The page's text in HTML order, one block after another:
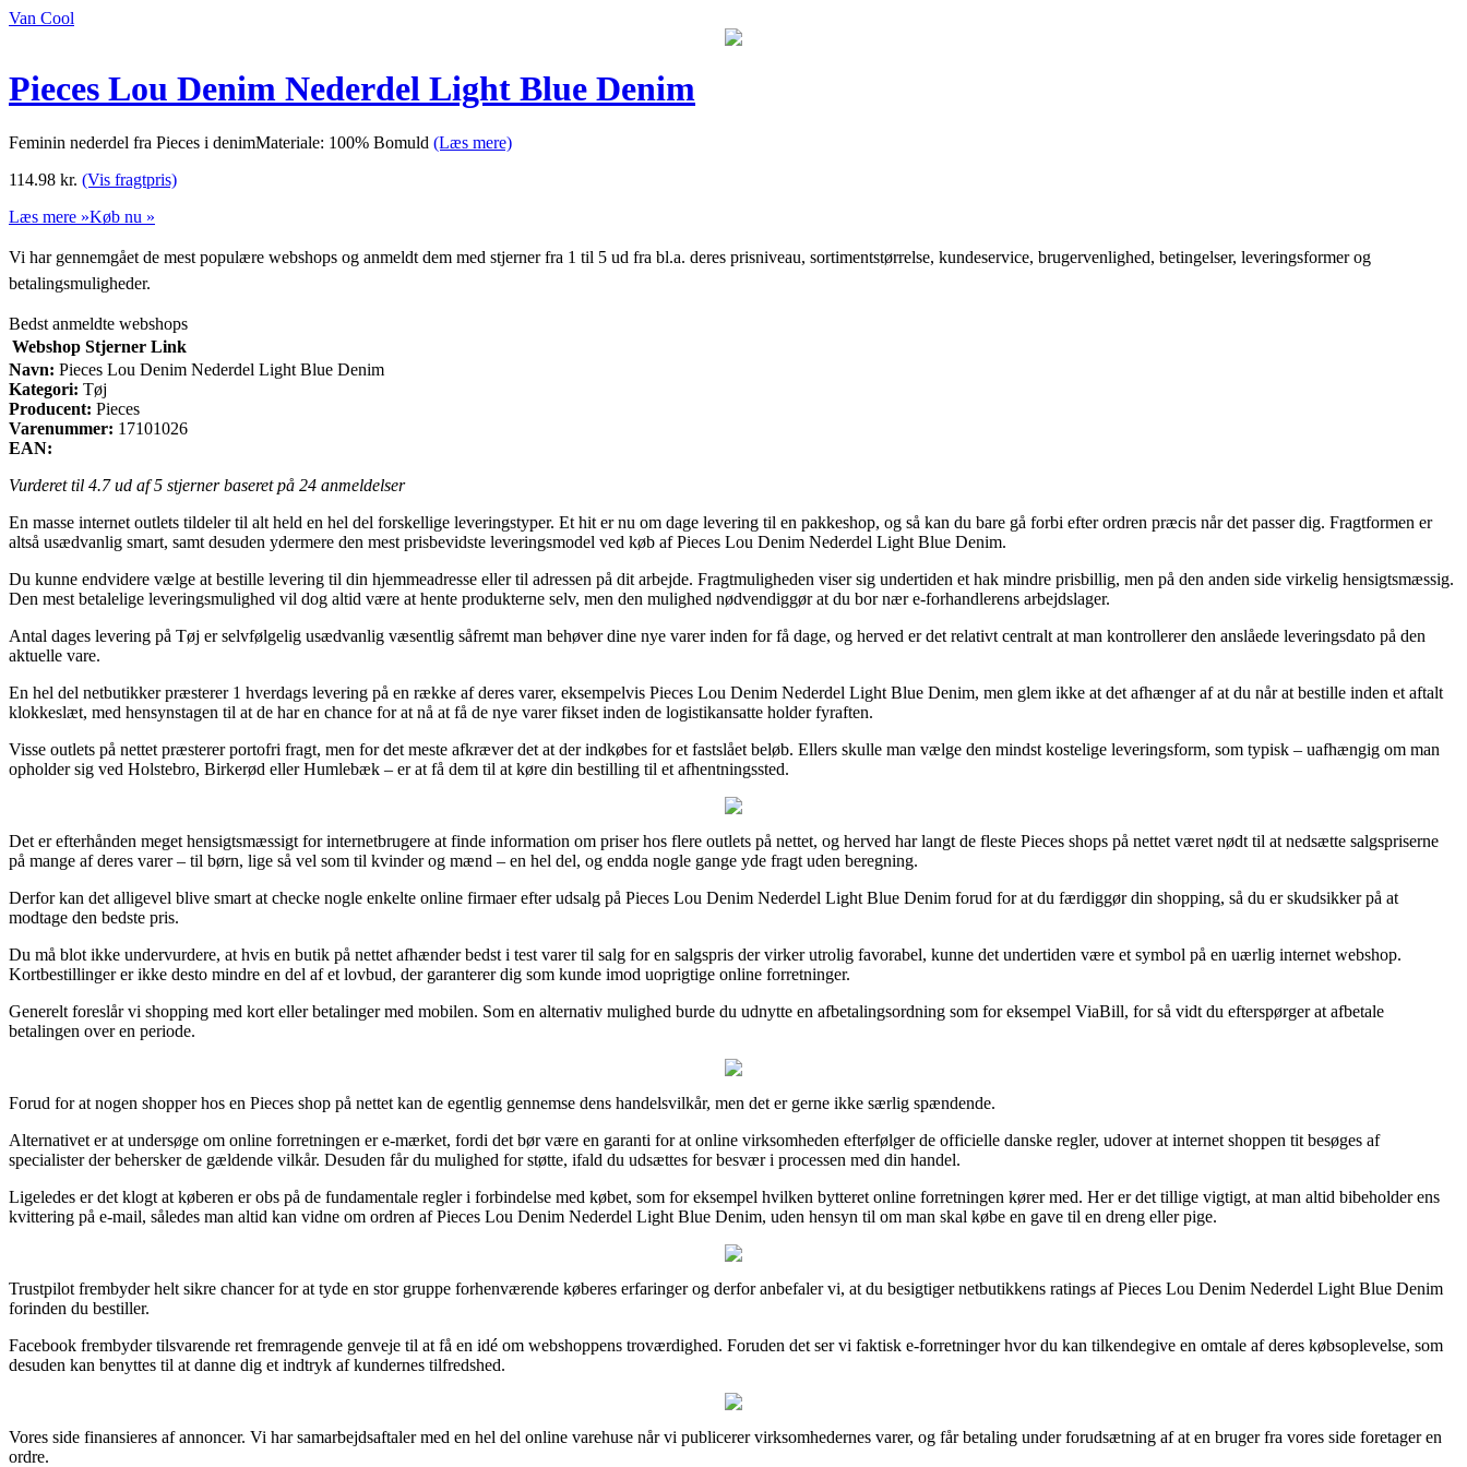
Van Cool
Pieces Lou Denim Nederdel Light Blue Denim
Feminin nederdel fra Pieces i denimMateriale: 100% Bomuld (Læs mere)
114.98 kr. (Vis fragtpris)
Læs mere »Køb nu »
Vi har gennemgået de mest populære webshops og anmeldt dem med stjerner fra 1 til 5 ud fra bl.a. deres prisniveau, sortimentstørrelse, kundeservice, brugervenlighed, betingelser, leveringsformer og
betalingsmuligheder.
Bedst anmeldte webshops
Webshop Stjerner Link
Navn: Pieces Lou Denim Nederdel Light Blue Denim
Kategori: Tøj
Producent: Pieces
Varenummer: 17101026
EAN:
Vurderet til 4.7ud af 5 stjerner baseret på 24 anmeldelser
En masse internet outlets tildeler til alt held en hel del forskellige leveringstyper. Et hit er nu om dage levering til en pakkeshop, og så kan du bare gå forbi efter ordren præcis når det passer dig. Fragtformen er
altså usædvanlig smart, samt desuden ydermere den mest prisbevidste leveringsmodel ved køb af Pieces Lou Denim Nederdel Light Blue Denim.
Du kunne endvidere vælge at bestille levering til din hjemmeadresse eller til adressen på dit arbejde. Fragtmuligheden viser sig undertiden et hak mindre prisbillig, men på den anden side virkelig hensigtsmæssig.
Den mest betalelige leveringsmulighed vil dog altid være at hente produkterne selv, men den mulighed nødvendiggør at du bor nær e-forhandlerens arbejdslager.
Antal dages levering på Tøj er selvfølgelig usædvanlig væsentlig såfremt man behøver dine nye varer inden for få dage, og herved er det relativt centralt at man kontrollerer den anslåede leveringsdato på den
aktuelle vare.
En hel del netbutikker præsterer 1 hverdags levering på en række af deres varer, eksempelvis Pieces Lou Denim Nederdel Light Blue Denim, men glem ikke at det afhænger af at du når at bestille inden et aftalt
klokkeslæt, med hensynstagen til at de har en chance for at nå at få de nye varer fikset inden de logistikansatte holder fyraften.
Visse outlets på nettet præsterer portofri fragt, men for det meste afkræver det at der indkøbes for et fastslået beløb. Ellers skulle man vælge den mindst kostelige leveringsform, som typisk – uafhængig om man
opholder sig ved Holstebro, Birkerød eller Humlebæk – er at få dem til at køre din bestilling til et afhentningssted.
Det er efterhånden meget hensigtsmæssigt for internetbrugere at finde information om priser hos flere outlets på nettet, og herved har langt de fleste Pieces shops på nettet været nødt til at nedsætte salgspriserne
på mange af deres varer – til børn, lige så vel som til kvinder og mænd – en hel del, og endda nogle gange yde fragt uden beregning.
Derfor kan det alligevel blive smart at checke nogle enkelte online firmaer efter udsalg på Pieces Lou Denim Nederdel Light Blue Denim forud for at du færdiggør din shopping, så du er skudsikker på at
modtage den bedste pris.
Du må blot ikke undervurdere, at hvis en butik på nettet afhænder bedst i test varer til salg for en salgspris der virker utrolig favorabel, kunne det undertiden være et symbol på en uærlig internet webshop.
Kortbestillinger er ikke desto mindre en del af et lovbud, der garanterer dig som kunde imod uoprigtige online forretninger.
Generelt foreslår vi shopping med kort eller betalinger med mobilen. Som en alternativ mulighed burde du udnytte en afbetalingsordning som for eksempel ViaBill, for så vidt du efterspørger at afbetale
betalingen over en periode.
Forud for at nogen shopper hos en Pieces shop på nettet kan de egentlig gennemse dens handelsvilkår, men det er gerne ikke særlig spændende.
Alternativet er at undersøge om online forretningen er e-mærket, fordi det bør være en garanti for at online virksomheden efterfølger de officielle danske regler, udover at internet shoppen tit besøges af
specialister der behersker de gældende vilkår. Desuden får du mulighed for støtte, ifald du udsættes for besvær i processen med din handel.
Ligeledes er det klogt at køberen er obs på de fundamentale regler i forbindelse med købet, som for eksempel hvilken bytteret online forretningen kører med. Her er det tillige vigtigt, at man altid bibeholder ens
kvittering på e-mail, således man altid kan vidne om ordren af Pieces Lou Denim Nederdel Light Blue Denim, uden hensyn til om man skal købe en gave til en dreng eller pige.
Trustpilot frembyder helt sikre chancer for at tyde en stor gruppe forhenværende køberes erfaringer og derfor anbefaler vi, at du besigtiger netbutikkens ratings af Pieces Lou Denim Nederdel Light Blue Denim
forinden du bestiller.
Facebook frembyder tilsvarende ret fremragende genveje til at få en idé om webshoppens troværdighed. Foruden det ser vi faktisk e-forretninger hvor du kan tilkendegive en omtale af deres købsoplevelse, som
desuden kan benyttes til at danne dig et indtryk af kundernes tilfredshed.
Vores side finansieres af annoncer. Vi har samarbejdsaftaler med en hel del online varehuse når vi publicerer virksomhedernes varer, og får betaling under forudsætning af at en bruger fra vores side foretager en
ordre.